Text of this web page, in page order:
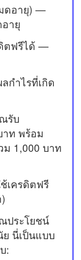
ดอายุ) —
ายุ
ตฟรีได้ —
กำไรที่เกิด
รับ
าท พร้อม
ม 1,000 บาท
เครดิตฟรี
ประโยชน์
นี่เป็นแบบ
: